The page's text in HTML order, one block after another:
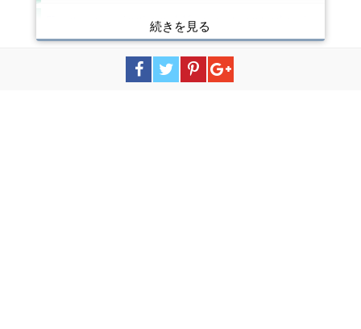
F0 contour approximation model for a one-stream tonal word
recognition system.AEU-Int. J. Electron. Commun.(2016)